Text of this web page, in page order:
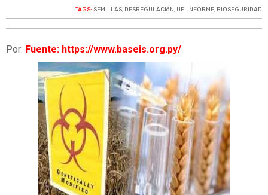
TAGS: SEMILLAS, DESREGULACIóN, UE. INFORME, BIOSEGURIDAD
Por: Fuente: https://www.baseis.org.py/